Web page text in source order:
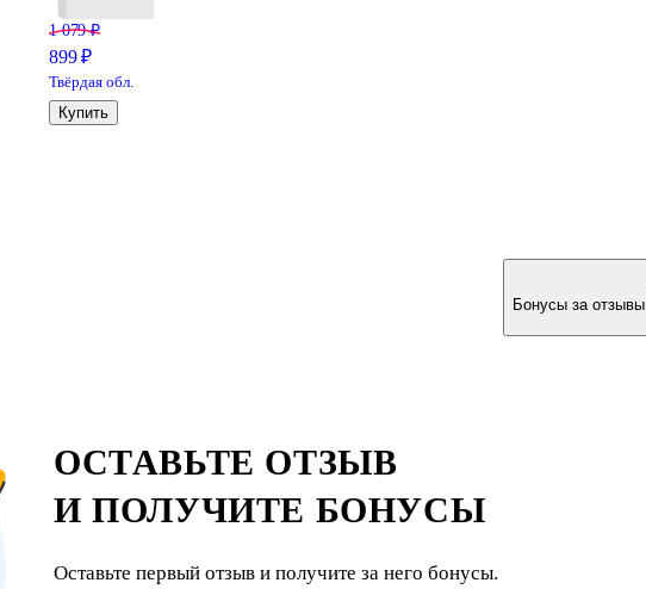
1 079 ₽
899 ₽
Твёрдая обл.
Купить
Бонусы за отзывы
ОСТАВЬТЕ ОТЗЫВ
И ПОЛУЧИТЕ БОНУСЫ
Оставьте первый отзыв и получите за него бонусы.